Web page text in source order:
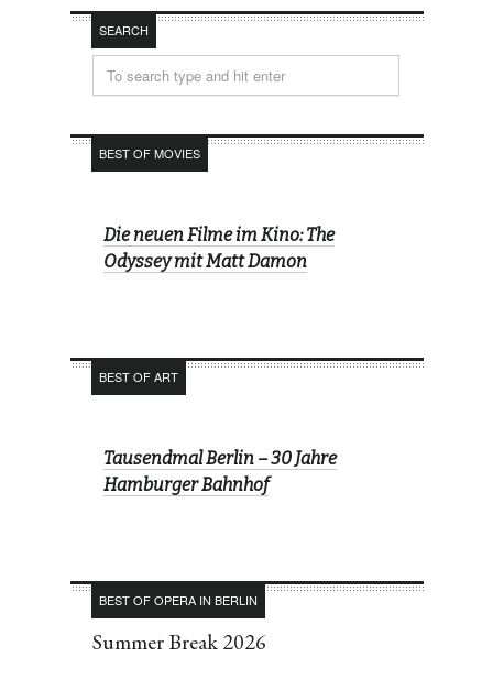
SEARCH
BEST OF MOVIES
Die neuen Filme im Kino: The
Odyssey mit Matt Damon
BEST OF ART
Tausendmal Berlin – 30 Jahre
Hamburger Bahnhof
BEST OF OPERA IN BERLIN
Summer Break 2026